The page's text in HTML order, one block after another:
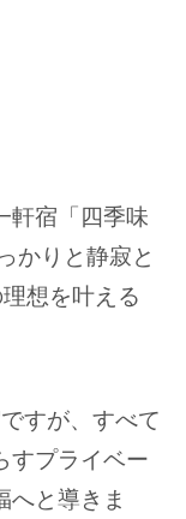
軒宿「四季味
かりと静寂と
想を叶える
すが、すべて
すプライベー
へと導きま